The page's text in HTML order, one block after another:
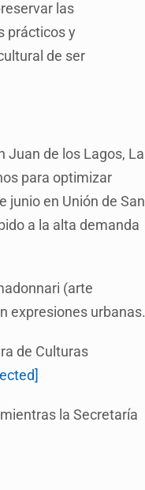
las
prácticos y
de ser
Juan de los Lagos, La
para optimizar
junio en Unión de San
a la alta demanda
(arte
expresiones urbanas.
de Culturas
la Secretaría